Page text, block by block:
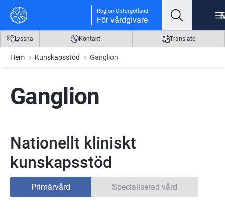
Gå till innehåll
Gå till meny
Gå till sidfot Region Östergötland
För vårdgivare
Lyssna Kontakt Translate
Hem Kunskapsstöd Ganglion
Ganglion
Nationellt kliniskt
kunskapsstöd
Primärvård Specialiserad vård